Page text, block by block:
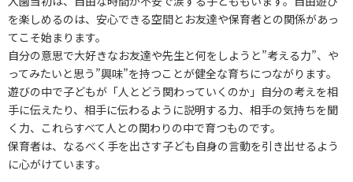
を楽しめるのは、安心できる空間とお友達や保育者との関係があっ
てこそ始まります。
自分の意思で大好きなお友達や先生と何をしようと”考える力”、や
ってみたいと思う”興味”を持つことが健全な育ちにつながります。
遊びの中で子どもが「人とどう関わっていくのか」自分の考えを相
手に伝えたり、相手に伝わるように説明する力、相手の気持ちを聞
く力、これらすべて人との関わりの中で育つものです。
保育者は、なるべく手を出さす子ども自身の言動を引き出せるよう
に心がけています。